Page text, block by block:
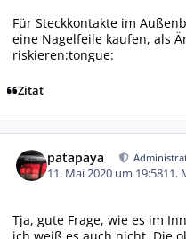
Für Steckkontakte im
eine Nagelfeile kaufen, als
riskieren:tongue:
Zitat
patapaya
11. Mai 2020 um 19:5811.
Tja, gute Frage, wie es im